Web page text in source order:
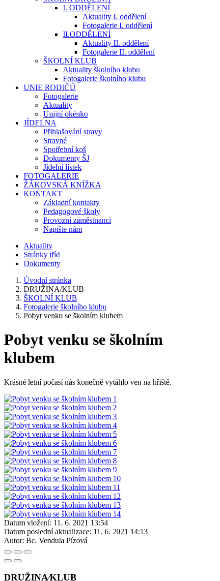
I. ODDĚLENÍ
Aktuality I. oddělení
Fotogalerie I. oddělení
II.ODDĚLENÍ
Aktuality II. oddělení
Fotogalerie II. oddělení
ŠKOLNÍ KLUB
Aktuality školního klubu
Fotogalerie školního klubu
UNIE RODIČŮ
Fotogalerie
Aktuality
Unijní okénko
JÍDELNA
Přihlašování stravy
Stravné
Spotřební koš
Dokumenty ŠJ
Jídelní lístek
FOTOGALERIE
ŽÁKOVSKÁ KNÍŽKA
KONTAKT
Základní kontakty
Pedagogové školy
Provozní zaměstnanci
Napište nám
Aktuality
Stránky tříd
Dokumenty
Úvodní stránka
DRUŽINA/KLUB
ŠKOLNÍ KLUB
Fotogalerie školního klubu
Pobyt venku se školním klubem
Pobyt venku se školním
klubem
Krásné letní počasí nás konečně vytáhlo ven na hřiště.
Datum vložení: 11. 6. 2021 13:54
Datum poslední aktualizace: 11. 6. 2021 14:13
Autor: Bc. Vendula Pízová
DRUŽINA⁄KLUB